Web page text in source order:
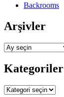
Backrooms
Arşivler
Arşivler
Kategoriler
Kategoriler